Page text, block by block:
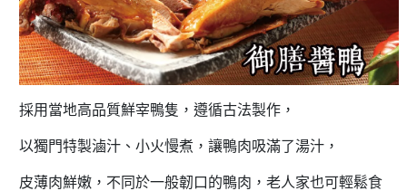
採用當地高品質鮮宰鴨隻，遵循古法製作，
以獨門特製滷汁、小火慢煮，讓鴨肉吸滿了湯汁，
皮薄肉鮮嫩，不同於一般韌口的鴨肉，老人家也可輕鬆食